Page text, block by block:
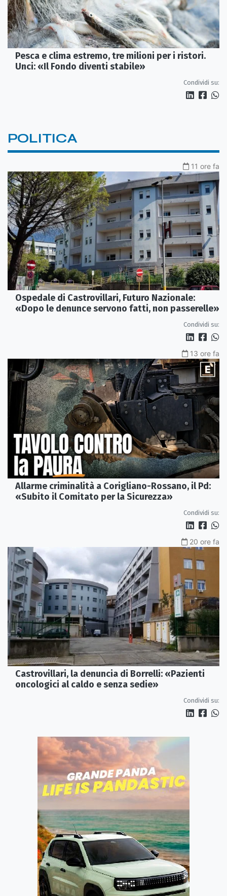
Pesca e clima estremo, tre milioni per i ristori.
Unci: «Il Fondo diventi stabile»
Condividi su:
POLITICA
11 ore fa
Ospedale di Castrovillari, Futuro Nazionale:
«Dopo le denunce servono fatti, non passerelle»
Condividi su:
13 ore fa
Allarme criminalità a Corigliano-Rossano, il Pd:
«Subito il Comitato per la Sicurezza»
Condividi su:
20 ore fa
Castrovillari, la denuncia di Borrelli: «Pazienti
oncologici al caldo e senza sedie»
Condividi su: